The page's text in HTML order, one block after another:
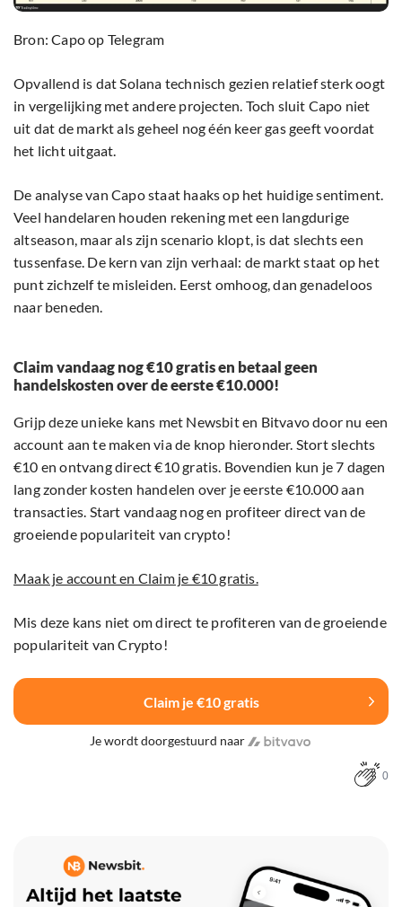
Bron: Capo op Telegram
Opvallend is dat Solana technisch gezien relatief sterk oogt
in vergelijking met andere projecten. Toch sluit Capo niet
uit dat de markt als geheel nog één keer gas geeft voordat
het licht uitgaat.
De analyse van Capo staat haaks op het huidige sentiment.
Veel handelaren houden rekening met een langdurige
altseason, maar als zijn scenario klopt, is dat slechts een
tussenfase. De kern van zijn verhaal: de markt staat op het
punt zichzelf te misleiden. Eerst omhoog, dan genadeloos
naar beneden.
Claim vandaag nog €10 gratis en betaal geen
handelskosten over de eerste €10.000!
Grijp deze unieke kans met Newsbit en Bitvavo door nu een
account aan te maken via de knop hieronder. Stort slechts
€10 en ontvang direct €10 gratis. Bovendien kun je 7 dagen
lang zonder kosten handelen over je eerste €10.000 aan
transacties. Start vandaag nog en profiteer direct van de
groeiende populariteit van crypto!
Maak je account en Claim je €10 gratis.
Mis deze kans niet om direct te profiteren van de groeiende
populariteit van Crypto!
Claim je €10 gratis
Je wordt doorgestuurd naar
0